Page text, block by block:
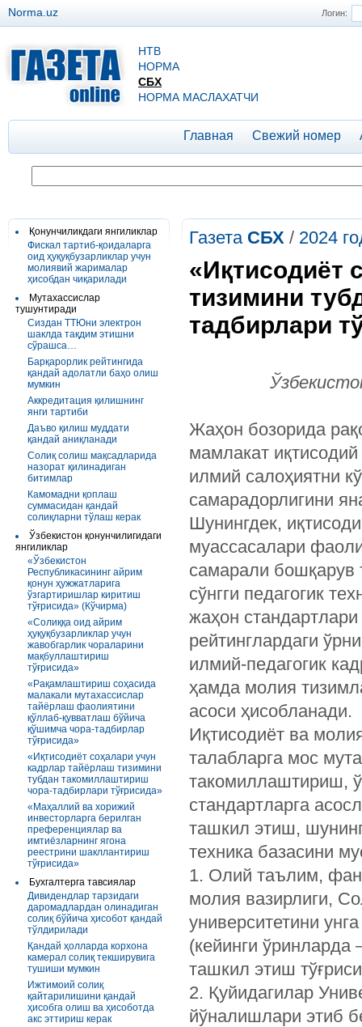
Логин:
Norma.uz
НТВ
НОРМА
СБХ
НОРМА МАСЛАХАТЧИ
Главная Свежий номер
Қонунчиликдаги янгиликлар
Фискал тартиб-қоидаларга
оид ҳуқуқбузарликлар учун
молиявий жарималар
ҳисобдан чиқарилади
Мутахассислар
тушунтиради
Сиздан ТТЮни электрон
шаклда тақдим этишни
сўрашса…
Барқарорлик рейтингида
қандай адолатли баҳо олиш
мумкин
Аккредитация қилишнинг
янги тартиби
Даъво қилиш муддати
қандай аниқланади
Солиқ солиш мақсадларида
назорат қилинадиган
битимлар
Камомадни қоплаш
суммасидан қандай
солиқларни тўлаш керак
Ўзбекистон қонунчилигидаги
янгиликлар
«Ўзбекистон
Республикасининг айрим
қонун ҳужжатларига
ўзгартиришлар киритиш
тўғрисида» (Кўчирма)
«Солиққа оид айрим
ҳуқуқбузарликлар учун
жавобгарлик чораларини
мақбуллаштириш
тўғрисида»
«Рақамлаштириш соҳасида
малакали мутахассислар
тайёрлаш фаолиятини
қўллаб-қувватлаш бўйича
қўшимча чора-тадбирлар
тўғрисида»
«Иқтисодиёт соҳалари учун
кадрлар тайёрлаш тизимини
тубдан такомиллаштириш
чора-тадбирлари тўғрисида»
«Маҳаллий ва хорижий
инвесторларга берилган
преференциялар ва
имтиёзларнинг ягона
реестрини шакллантириш
тўғрисида»
Бухгалтерга тавсиялар
Дивидендлар тарзидаги
даромадлардан олинадиган
солиқ бўйича ҳисобот қандай
тўлдирилади
Қандай ҳолларда корхона
камерал солиқ текширувига
тушиши мумкин
Ижтимоий солиқ
қайтарилишини қандай
ҳисобга олиш ва ҳисоботда
акс эттириш керак
Газета СБХ / 2024
«Иқтисодиёт
тизимини
тадбирлари
Жаҳон бозорида
мамлакат
илмий салоҳиятни
самарадорлигини
Шунингдек,
муассасалари
самарали бошқарув
сўнгги педагогик
жаҳон
рейтинглардаги
илмий-педагогик
ҳамда молия
асоси ҳисобланади.
Иқтисодиёт ва
талабларга мос
такомиллаштириш,
стандартларга
ташкил этиш,
техника базасини
1. Олий таълим, фан
молия вазирлиги,
университетини
(кейинги
ташкил этиш
2. Қуйидагилар
йўналишлари этиб